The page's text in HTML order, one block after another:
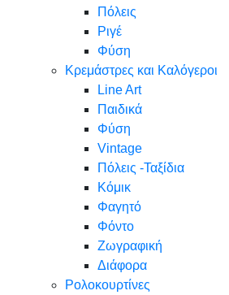
Πόλεις
Ριγέ
Φύση
Κρεμάστρες και Καλόγεροι
Line Art
Παιδικά
Φύση
Vintage
Πόλεις -Ταξίδια
Κόμικ
Φαγητό
Φόντο
Ζωγραφική
Διάφορα
Ρολοκουρτίνες